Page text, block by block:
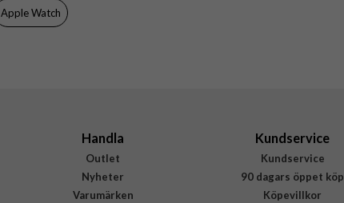
Apple Watch
Handla
Outlet
Nyheter
Varumärken
Kundservice
Kundservice
90 dagars öppet köp
Köpevillkor